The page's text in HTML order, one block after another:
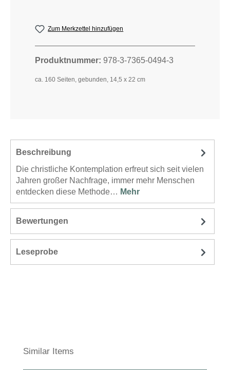
Zum Merkzettel hinzufügen
Produktnummer: 978-3-7365-0494-3
ca. 160 Seiten, gebunden, 14,5 x 22 cm
Beschreibung
Die christliche Kontemplation erfreut sich seit vielen
Jahren großer Nachfrage, immer mehr Menschen
entdecken diese Methode… Mehr
Bewertungen
Leseprobe
Produktgalerie überspringen
Similar Items